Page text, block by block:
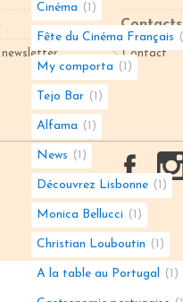
Cinéma 1
Fête du Cinéma Français
My comporta 1
Tejo Bar 1
Alfama 1
News 1
Découvrez Lisbonne 1
Monica Bellucci 1
Christian Louboutin 1
A la table au Portugal 1
newsletter
Contacts
Contact